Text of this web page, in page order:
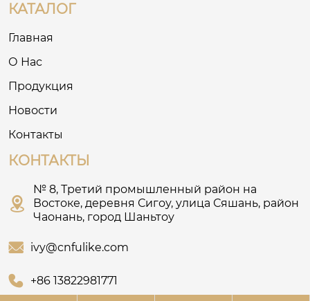
КАТАЛОГ
Главная
О Нас
Продукция
Новости
Контакты
КОНТАКТЫ

№ 8, Третий промышленный район на
Востоке, деревня Сигоу, улица Сяшань, район
Чаонань, город Шаньтоу
 ivy@cnfulike.com
 +86 13822981771